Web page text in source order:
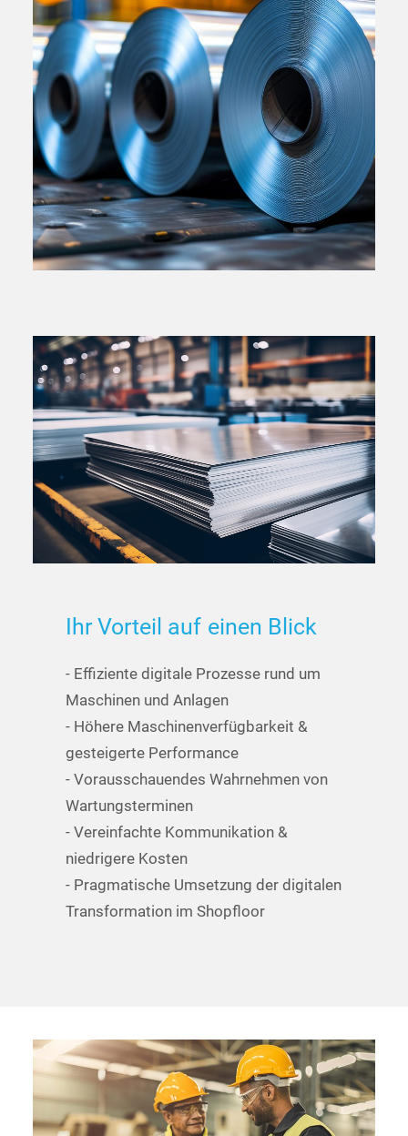
Ihr Vorteil auf einen Blick
- Effiziente digitale Prozesse rund um
Maschinen und Anlagen
- Höhere Maschinenverfügbarkeit &
gesteigerte Performance
- Vorausschauendes Wahrnehmen von
Wartungsterminen
- Vereinfachte Kommunikation &
niedrigere Kosten
- Pragmatische Umsetzung der digitalen
Transformation im Shopfloor